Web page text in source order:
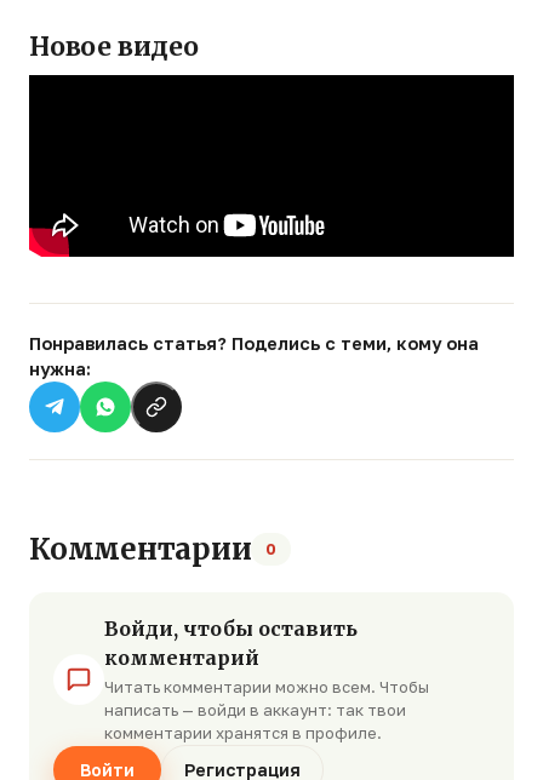
Новое видео
Понравилась статья? Поделись с теми, кому она
нужна:
Комментарии 0
Войди, чтобы оставить
комментарий
Читать комментарии можно всем. Чтобы
написать — войди в аккаунт: так твои
комментарии хранятся в профиле.
Войти Регистрация